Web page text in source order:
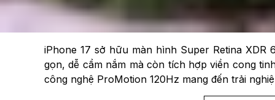
Kích thước iPhone 17/ iPhone Air bao
iPhone 17 sở hữu màn hình Super Retina
gọn, dễ cầm nắm mà còn tích hợp viền cong
công nghệ ProMotion 120Hz mang đến trải